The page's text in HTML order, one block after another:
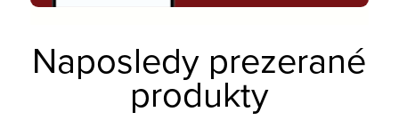
Naposledy prezerané
produkty